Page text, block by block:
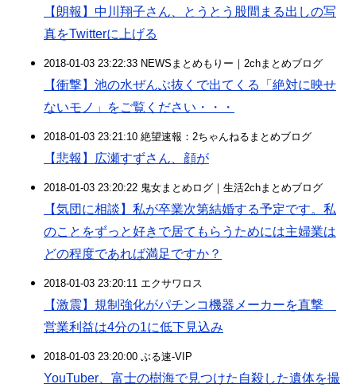
【朗報】中川翔子さん、とうとう股間まる出しの写
真をTwitterに上げる
2018-01-03 23:22:33 NEWSまとめもりー｜2chまとめブログ
【衝撃】池の水ぜんぶ抜くで出てくる「絶対に映せ
ないモノ」をご覧ください・・・
2018-01-03 23:21:10 絶望速報：2ちゃんねるまとめブログ
【悲報】広瀬すずさん、顔が
2018-01-03 23:20:22 鬼女まとめログ｜生活2chまとめブログ
【気団に相談】私が卒業次第結婚する予定です。私
のことをずっと好きで居てもらうためには主婦業は
どの程度であれば満足ですか？
2018-01-03 23:20:11 エクサワロス
【激震】規制強化がパチンコ機器メーカーを直撃
営業利益は4分の1に低下見込み
2018-01-03 23:20:00 ぶる速-VIP
YouTuber、富士の樹海で見つけた自殺した遺体を撮